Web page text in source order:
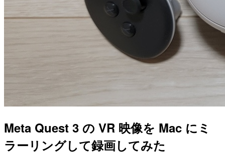
Meta Quest 3 の VR 映像を Mac にミ
ラーリングして録画してみた